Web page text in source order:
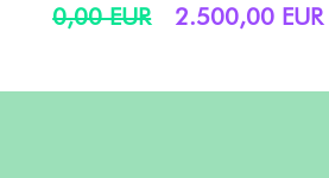
0,00 EUR 2.500,00 EUR